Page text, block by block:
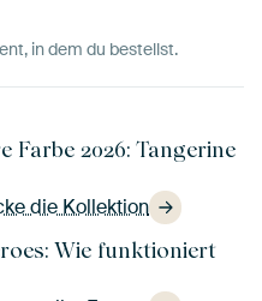
in dem du bestellst.
Farbe 2026: Tangerine
die Kollektion
Wie funktioniert